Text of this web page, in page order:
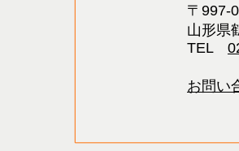
〒
山形県
TEL
お問い